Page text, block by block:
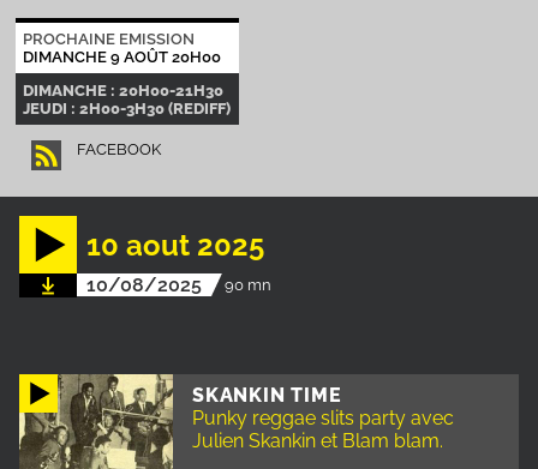
PROCHAINE EMISSION
DIMANCHE 9 AOÛT 20H00
DIMANCHE : 20H00-21H30
JEUDI : 2H00-3H30 (REDIFF)
FACEBOOK
SKANKIN TIME
Punky reggae slits party avec
Julien Skankin et Blam blam.
10 aout 2025
10/08/2025 90 mn